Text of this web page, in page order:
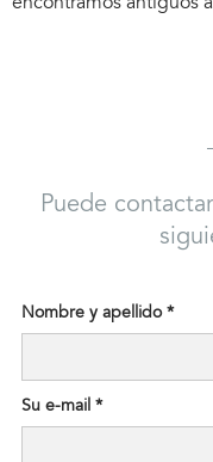
Puede
Nombre y apellido *
Su e-mail *